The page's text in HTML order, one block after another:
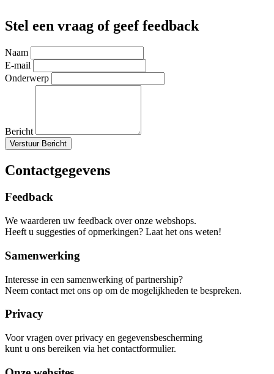
Stel een vraag of geef feedback
Naam
E-mail
Onderwerp
Bericht
Verstuur Bericht
Contactgegevens
Feedback
We waarderen uw feedback over onze webshops.
Heeft u suggesties of opmerkingen? Laat het ons weten!
Samenwerking
Interesse in een samenwerking of partnership?
Neem contact met ons op om de mogelijkheden te bespreken.
Privacy
Voor vragen over privacy en gegevensbescherming
kunt u ons bereiken via het contactformulier.